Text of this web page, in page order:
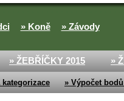
» Koně » Závody
» ŽEBŘÍČKY 2015 »
» Výpočet